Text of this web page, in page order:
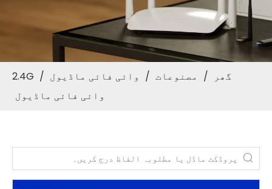
گھر / مصنوعات / وائی ​​فائی ماڈیول /
2.4G
وائی فائی ماڈیول